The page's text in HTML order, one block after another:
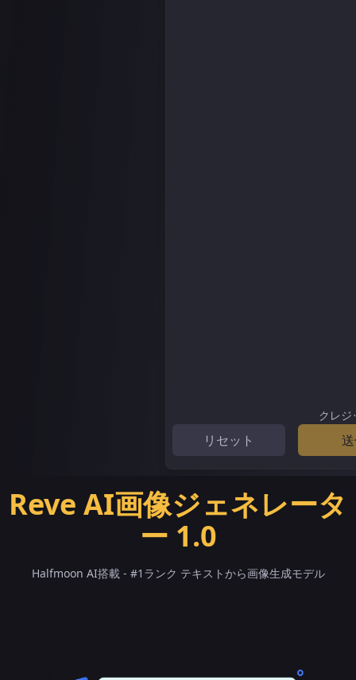
リセット
クレジ
Reve AI画像ジェネレータ
ー 1.0
Halfmoon AI搭載 - #1ランク テキストから画像生成モデル